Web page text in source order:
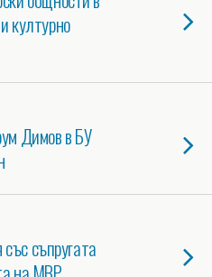
културно
Димов в БУ
със съпругата